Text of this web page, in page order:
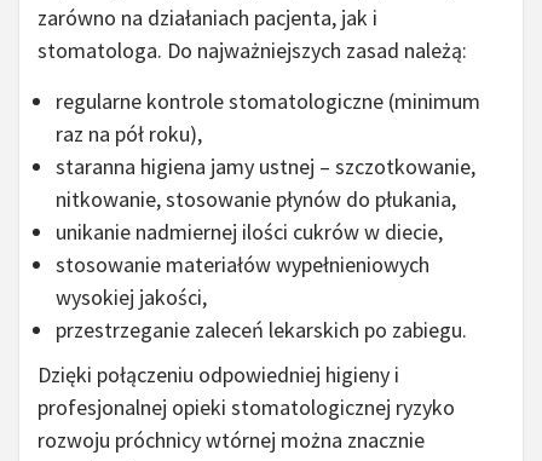
zarówno na działaniach pacjenta, jak i
stomatologa. Do najważniejszych zasad należą:
regularne kontrole stomatologiczne (minimum
raz na pół roku),
staranna higiena jamy ustnej – szczotkowanie,
nitkowanie, stosowanie płynów do płukania,
unikanie nadmiernej ilości cukrów w diecie,
stosowanie materiałów wypełnieniowych
wysokiej jakości,
przestrzeganie zaleceń lekarskich po zabiegu.
Dzięki połączeniu odpowiedniej higieny i
profesjonalnej opieki stomatologicznej ryzyko
rozwoju próchnicy wtórnej można znacznie